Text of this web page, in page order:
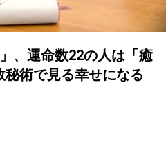
、運命数22の人は「癒
術で見る幸せになる